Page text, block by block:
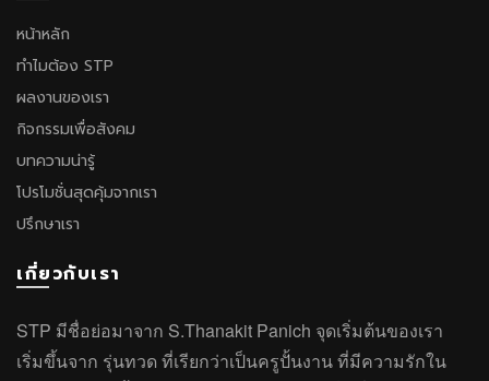
หน้าหลัก
ทำไมต้อง STP
ผลงานของเรา
กิจกรรมเพื่อสังคม
บทความน่ารู้
โปรโมชั่นสุดคุ้มจากเรา
ปรึกษาเรา
เกี่ยวกับเรา
STP มีชื่อย่อมาจาก S.Thanakit Panich จุดเริ่มต้นของเรา
เริ่มขึ้นจาก รุ่นทวด ที่เรียกว่าเป็นครูปั้นงาน ที่มีความรักใน